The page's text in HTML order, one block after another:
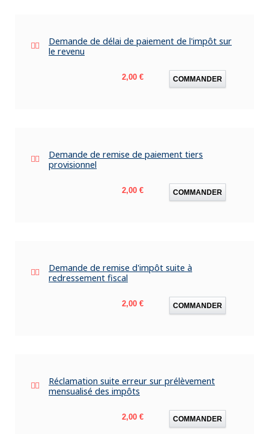
Demande de délai de paiement de l'impôt sur
le revenu
Prix
2,00 € COMMANDER
Demande de remise de paiement tiers
provisionnel
Prix
2,00 € COMMANDER
Demande de remise d'impôt suite à
redressement fiscal
Prix
2,00 € COMMANDER
Réclamation suite erreur sur prélèvement
mensualisé des impôts
Prix
2,00 € COMMANDER